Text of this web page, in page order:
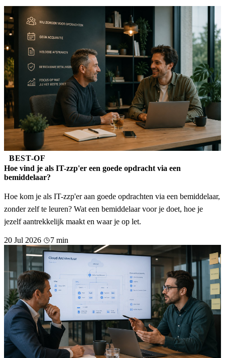
BEST-OF
Hoe vind je als IT-zzp'er een goede opdracht via een
bemiddelaar?
Hoe kom je als IT-zzp'er aan goede opdrachten via een bemiddelaar,
zonder zelf te leuren? Wat een bemiddelaar voor je doet, hoe je
jezelf aantrekkelijk maakt en waar je op let.
20 Jul 2026 7 min